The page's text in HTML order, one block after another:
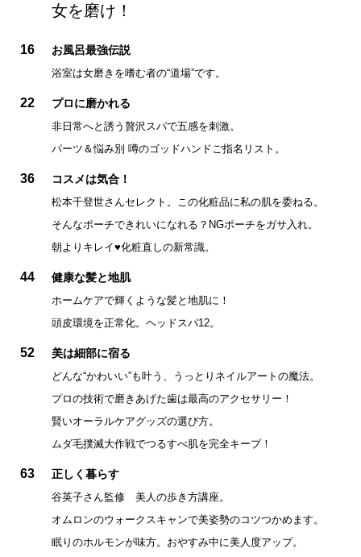
女を磨け！
16 お風呂最強伝説
浴室は女磨きを嗜む者の“道場”です。
22 プロに磨かれる
非日常へと誘う贅沢スパで五感を刺激。
パーツ＆悩み別 噂のゴッドハンドご指名リスト。
36 コスメは気合！
松本千登世さんセレクト。この化粧品に私の肌を委ねる。
そんなポーチできれいになれる？NGポーチをガサ入れ。
朝よりキレイ♥化粧直しの新常識。
44 健康な髪と地肌
ホームケアで輝くような髪と地肌に！
頭皮環境を正常化。ヘッドスパ12。
52 美は細部に宿る
どんな“かわいい”も叶う、うっとりネイルアートの魔法。
プロの技術で磨きあげた歯は最高のアクセサリー！
賢いオーラルケアグッズの選び方。
ムダ毛撲滅大作戦でつるすべ肌を完全キープ！
63 正しく暮らす
谷英子さん監修 美人の歩き方講座。
オムロンのウォークスキャンで美姿勢のコツつかめます。
眠りのホルモンが味方。おやすみ中に美人度アップ。